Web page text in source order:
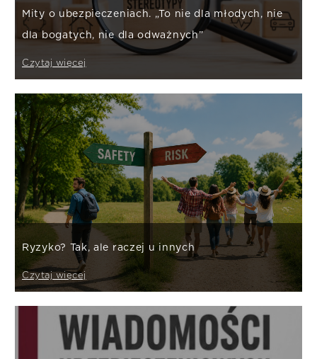
Mity o ubezpieczeniach. „To nie dla młodych, nie
dla bogatych, nie dla odważnych”
Czytaj więcej
Ryzyko? Tak, ale raczej u innych
Czytaj więcej